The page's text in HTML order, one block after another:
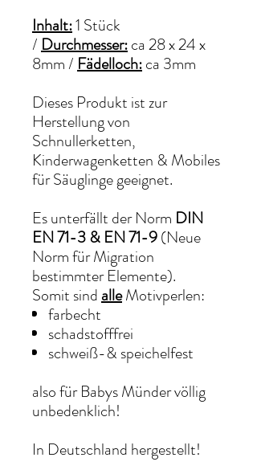
Inhalt:1 Stück
/Durchmesser:ca 28 x 24 x
8mm /Fädelloch:ca 3mm
Dieses Produkt ist zur
Herstellung von
Schnullerketten,
Kinderwagenketten & Mobiles
für Säuglinge geeignet.
Es unterfällt der Norm DIN
EN 71-3 & EN 71-9(Neue
Norm für Migration
bestimmter Elemente).
Somit sindalleMotivperlen:
farbecht
schadstofffrei
schweiß-& speichelfest
also für Babys Münder völlig
unbedenklich!
In Deutschland hergestellt!